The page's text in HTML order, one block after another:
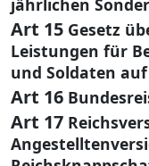
jährlichen
Art 15 Gesetz
Leistungen für
und Soldaten
Art 16
Art 17